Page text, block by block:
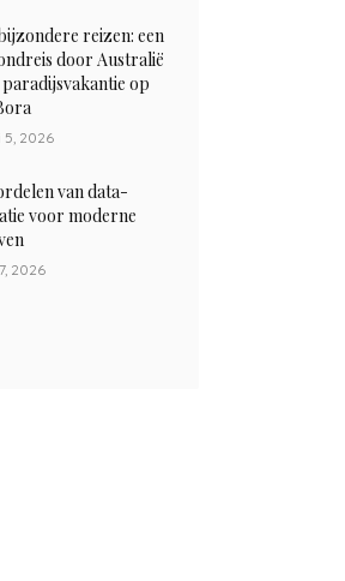
reizen: een
door Australië
op
5, 2026
van data-
voor moderne
2026